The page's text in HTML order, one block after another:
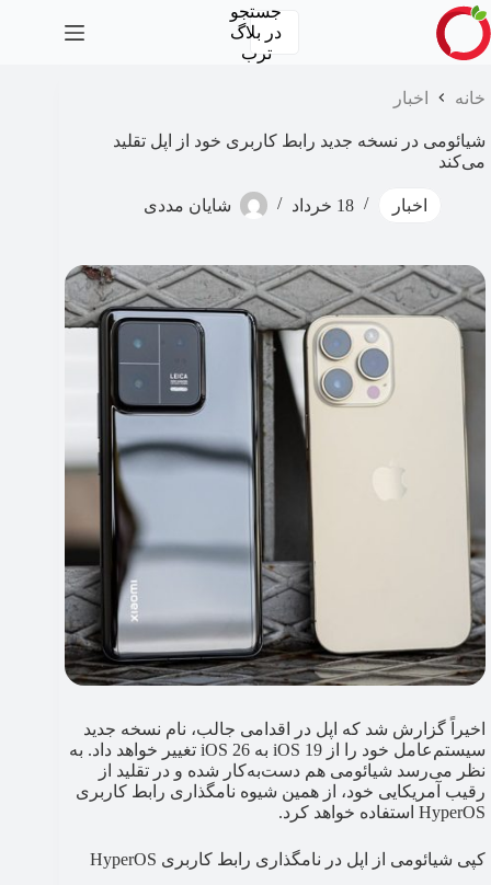
پرش
به
محتوا
جستجو
در بلاگ
ترب
خانه اخبار
شیائومی در نسخه جدید رابط کاربری خود از اپل تقلید
می‌کند
اخبار 18 خرداد شایان مددی
اخیراً گزارش شد که اپل در اقدامی جالب، نام نسخه جدید
سیستم‌عامل خود را از iOS 19 به iOS 26 تغییر خواهد داد. به
نظر می‌رسد شیائومی هم دست‌به‌کار شده و در تقلید از
رقیب آمریکایی خود، از همین شیوه نامگذاری رابط کاربری
HyperOS استفاده خواهد کرد.
کپی شیائومی از اپل در نامگذاری رابط کاربری HyperOS